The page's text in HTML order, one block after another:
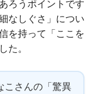
ろうポイントです
なしぐさ」につい
を持って「ここを
た。
こさんの「驚異